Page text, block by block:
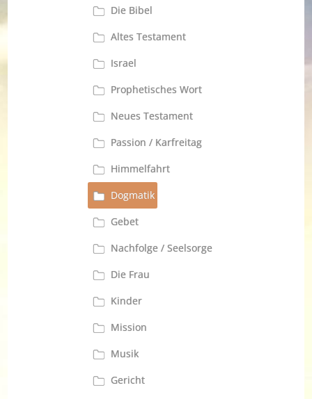
Die Bibel
Altes Testament
Israel
Prophetisches Wort
Neues Testament
Passion / Karfreitag
Himmelfahrt
Dogmatik
Gebet
Nachfolge / Seelsorge
Die Frau
Kinder
Mission
Musik
Gericht